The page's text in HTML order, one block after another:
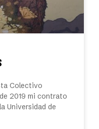
Colectivo
2019 mi contrato
Universidad de